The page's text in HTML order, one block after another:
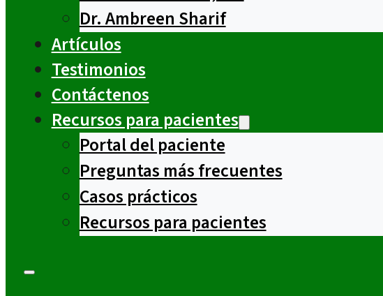
Dr. Ambreen Sharif
Artículos
Testimonios
Contáctenos
Recursos para pacientes
Portal del paciente
Preguntas más frecuentes
Casos prácticos
Recursos para pacientes